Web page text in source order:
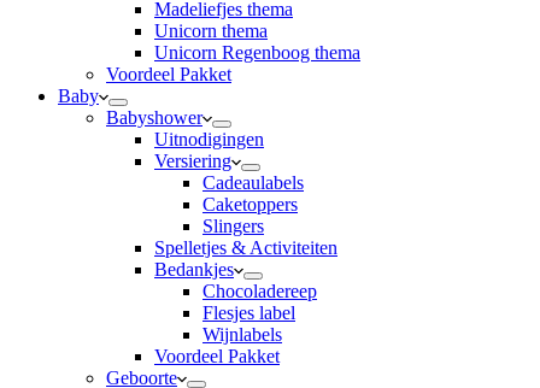
Madeliefjes thema
Unicorn thema
Unicorn Regenboog thema
Voordeel Pakket
Baby
Babyshower
Uitnodigingen
Versiering
Cadeaulabels
Caketoppers
Slingers
Spelletjes & Activiteiten
Bedankjes
Chocoladereep
Flesjes label
Wijnlabels
Voordeel Pakket
Geboorte